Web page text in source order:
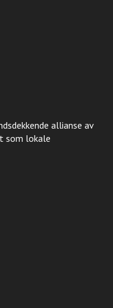
allianse av
som lokale